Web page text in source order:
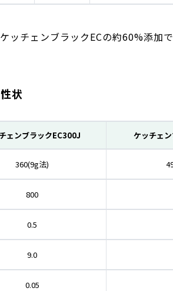
ッチェンブラックECの約60%添加
状
ェンブラックEC300J ケッチェ
360(9g法)
800
0.5
9.0
0.05